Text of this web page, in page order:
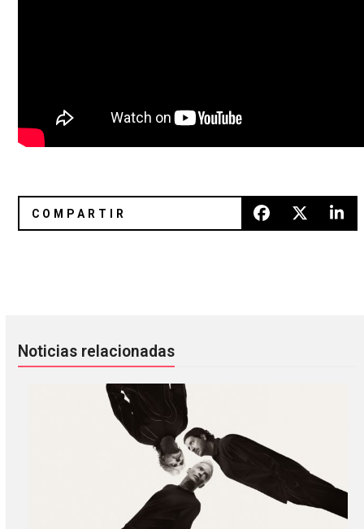
Noticias relacionadas